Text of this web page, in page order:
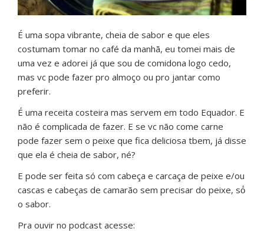
É uma sopa vibrante, cheia de sabor e que eles
costumam tomar no café da manhã, eu tomei mais de
uma vez e adorei já que sou de comidona logo cedo,
mas vc pode fazer pro almoço ou pro jantar como
preferir.
É uma receita costeira mas servem em todo Equador. E
não é complicada de fazer. E se vc não come carne
pode fazer sem o peixe que fica deliciosa tbem, já disse
que ela é cheia de sabor, né?
E pode ser feita só com cabeça e carcaça de peixe e/ou
cascas e cabeças de camarão sem precisar do peixe, só́
o sabor.
Pra ouvir no podcast acesse: